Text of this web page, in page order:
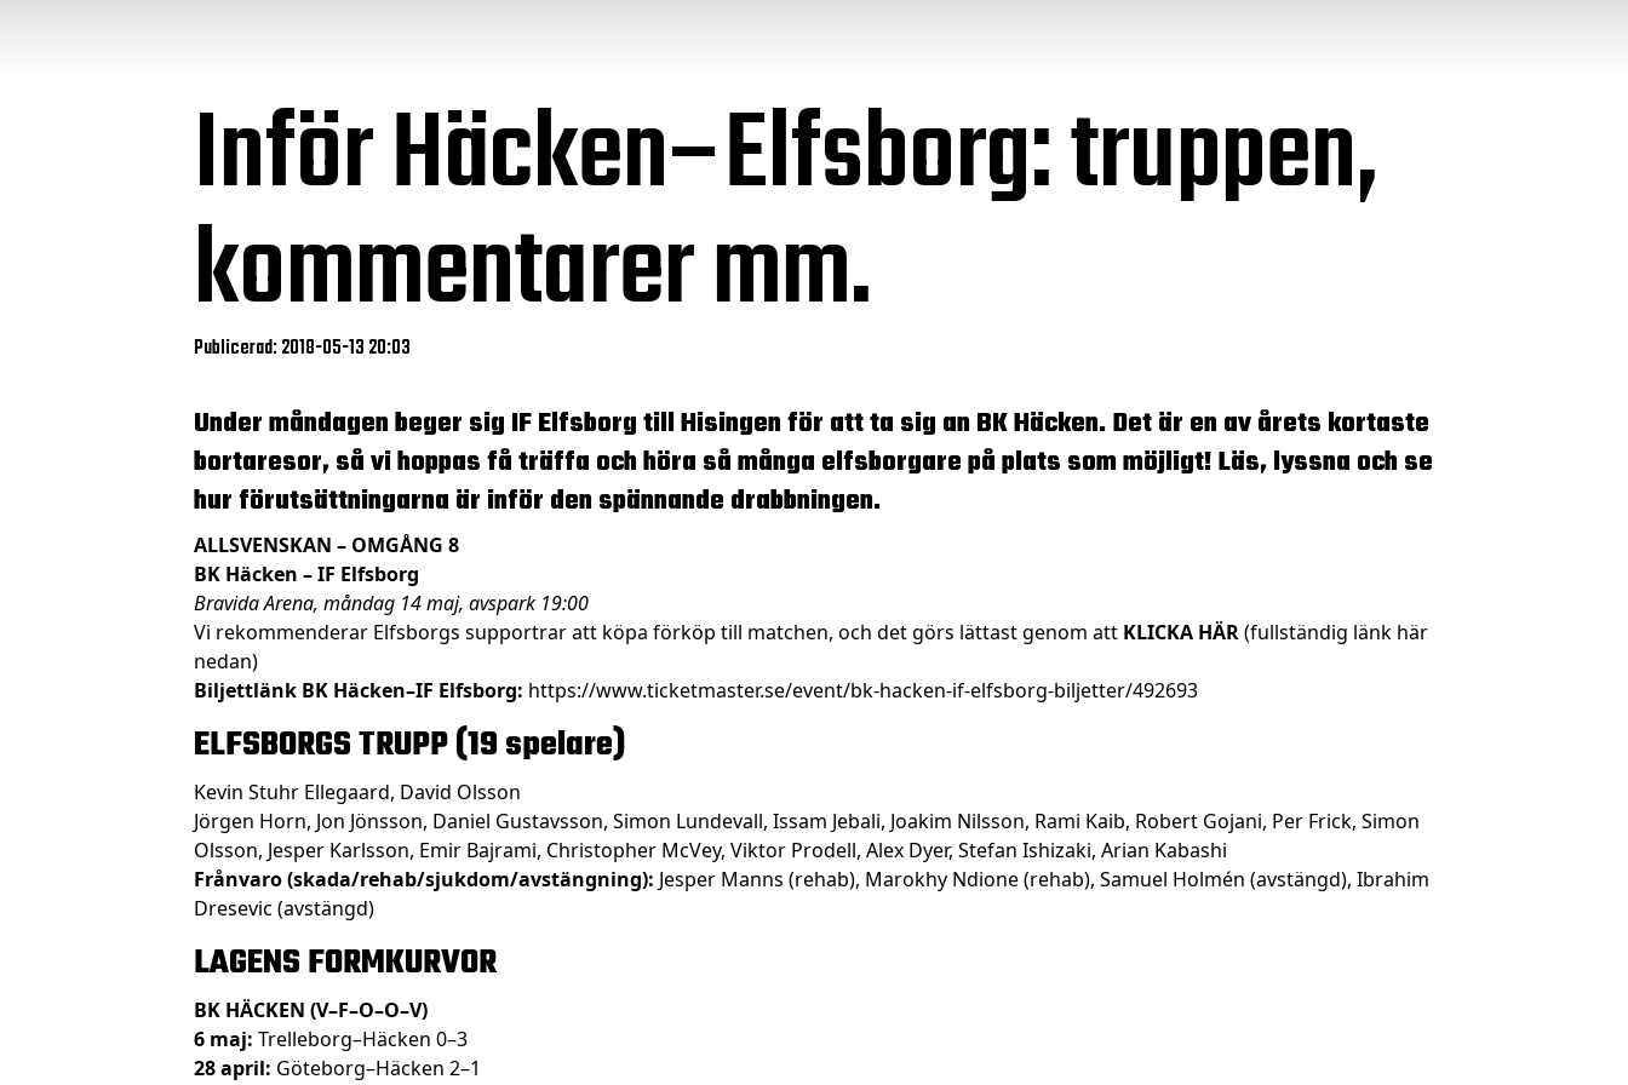
Inför Häcken–Elfsborg: truppen,
kommentarer mm.
Publicerad: 2018-05-13 20:03
Under måndagen beger sig IF Elfsborg till Hisingen för att ta sig an BK Häcken. Det är en av årets kortaste
bortaresor, så vi hoppas få träffa och höra så många elfsborgare på plats som möjligt!Läs, lyssna och se
hur förutsättningarna är inför den spännande drabbningen.
ALLSVENSKAN – OMGÅNG 8
BK Häcken – IF Elfsborg
Bravida Arena, måndag 14 maj, avspark 19:00
Vi rekommenderar Elfsborgs supportrar att köpa förköp till matchen, och det görs lättast genom att KLICKA HÄR(fullständig länk här
nedan)
Biljettlänk BK Häcken–IF Elfsborg: https://www.ticketmaster.se/event/bk-hacken-if-elfsborg-biljetter/492693
ELFSBORGS TRUPP (19 spelare)
Kevin Stuhr Ellegaard, David Olsson
Jörgen Horn, Jon Jönsson, Daniel Gustavsson, Simon Lundevall, Issam Jebali, Joakim Nilsson, Rami Kaib, Robert Gojani, Per Frick, Simon
Olsson, Jesper Karlsson, Emir Bajrami, Christopher McVey, Viktor Prodell, Alex Dyer, Stefan Ishizaki, Arian Kabashi
Frånvaro (skada/rehab/sjukdom/avstängning): Jesper Manns (rehab), Marokhy Ndione (rehab), Samuel Holmén (avstängd), Ibrahim
Dresevic (avstängd)
LAGENS FORMKURVOR
BK HÄCKEN (V–F–O–O–V)
6 maj: Trelleborg–Häcken 0–3
28 april: Göteborg–Häcken 2–1